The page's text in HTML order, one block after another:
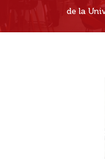
de la